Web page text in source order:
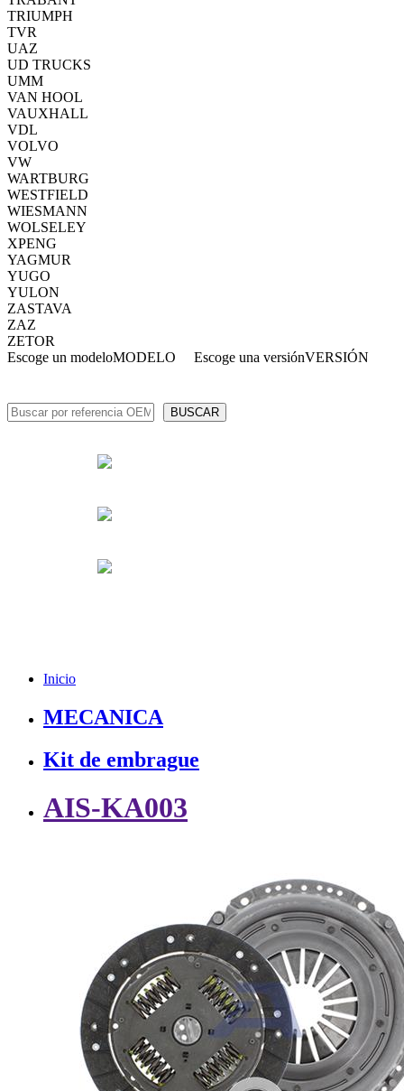
TRIUMPH
TVR
UAZ
UD TRUCKS
UMM
VAN HOOL
VAUXHALL
VDL
VOLVO
VW
WARTBURG
WESTFIELD
WIESMANN
WOLSELEY
XPENG
YAGMUR
YUGO
YULON
ZASTAVA
ZAZ
ZETOR
Escoge un modeloMODELO Escoge una versiónVERSIÓN
Inicio
MECANICA
Kit de embrague
AIS-KA003